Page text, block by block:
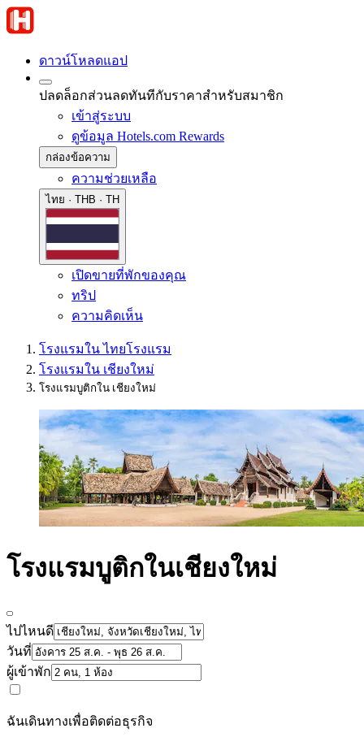
ดาวน์โหลดแอป
ปลดล็อกส่วนลดทันทีกับราคาสำหรับสมาชิก
เข้าสู่ระบบ
ดูข้อมูล Hotels.com Rewards
กล่องข้อความ
ความช่วยเหลือ
ไทย · THB · TH
เปิดขายที่พักของคุณ
ทริป
ความคิดเห็น
โรงแรมใน ไทยโรงแรม
โรงแรมใน เชียงใหม่
โรงแรมบูติกใน เชียงใหม่
โรงแรมบูติกในเชียงใหม่
ไปไหนดี
วันที่
ผู้เข้าพัก
ฉันเดินทางเพื่อติดต่อธุรกิจ